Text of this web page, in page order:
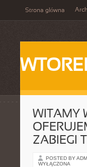
Strona główna
WITAMY
ZABIEGI
POSTED BY
WYŁĄCZONA